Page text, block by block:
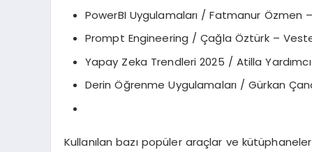
PowerBI Uygulamaları / Fatmanur
Prompt Engineering / Çağla Öztürk –
Yapay Zeka Trendleri 2025 / Atilla
Derin Öğrenme Uygulamaları / Gürkan
Kullanılan bazı popüler araçlar ve